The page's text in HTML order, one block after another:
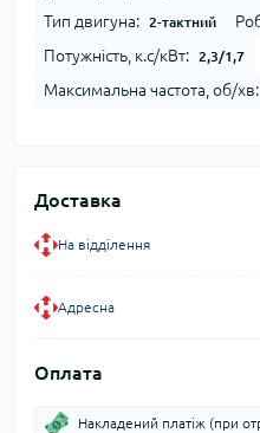
Тип двигуна: 2-тактний
Потужність, к.с/кВт: 2,3/1,7
Максимальна частота, об/хв:
Доставка
На відділення
Адресна
Оплата
Накладений платіж (при